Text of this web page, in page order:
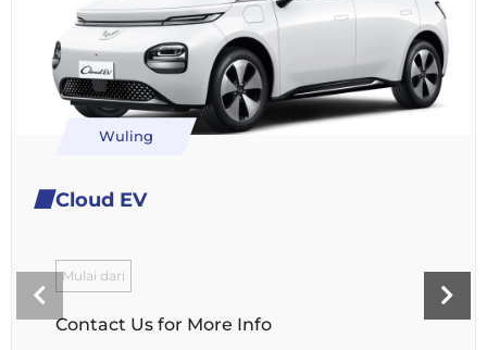
Wuling
Cloud EV
Mulai dari
Contact Us for More Info